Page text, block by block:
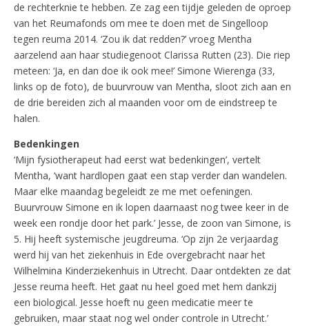
de rechterknie te hebben. Ze zag een tijdje geleden de oproep
van het Reumafonds om mee te doen met de Singelloop
tegen reuma 2014. ‘Zou ik dat redden?’ vroeg Mentha
aarzelend aan haar studiegenoot Clarissa Rutten (23). Die riep
meteen: ‘Ja, en dan doe ik ook mee!’ Simone Wierenga (33,
links op de foto), de buurvrouw van Mentha, sloot zich aan en
de drie bereiden zich al maanden voor om de eindstreep te
halen.
Bedenkingen
‘Mijn fysiotherapeut had eerst wat bedenkingen’, vertelt
Mentha, ‘want hardlopen gaat een stap verder dan wandelen.
Maar elke maandag begeleidt ze me met oefeningen.
Buurvrouw Simone en ik lopen daarnaast nog twee keer in de
week een rondje door het park.’ Jesse, de zoon van Simone, is
5. Hij heeft systemische jeugdreuma. ‘Op zijn 2e verjaardag
werd hij van het ziekenhuis in Ede overgebracht naar het
Wilhelmina Kinderziekenhuis in Utrecht. Daar ontdekten ze dat
Jesse reuma heeft. Het gaat nu heel goed met hem dankzij
een biological. Jesse hoeft nu geen medicatie meer te
gebruiken, maar staat nog wel onder controle in Utrecht.’